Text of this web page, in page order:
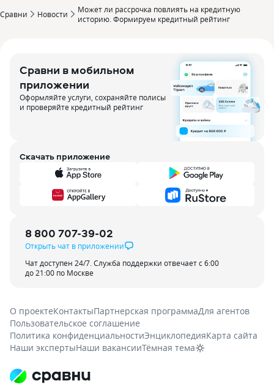
Сравни Новости
Может ли рассрочка повлиять на кредитную
историю. Формируем кредитный рейтинг
Сравни в мобильном
приложении
Оформляйте услуги, сохраняйте полисы
и проверяйте кредитный рейтинг
Скачать приложение
8 800 707-39-02
Открыть чат в приложении
Чат доступен 24/7. Служба поддержки отвечает с 6:00
до 21:00 по Москве
О проектеКонтактыПартнерская программаДля агентов
Пользовательское соглашение
Политика конфиденциальностиЭнциклопедияКарта сайта
Наши экспертыНаши вакансииТёмная тема